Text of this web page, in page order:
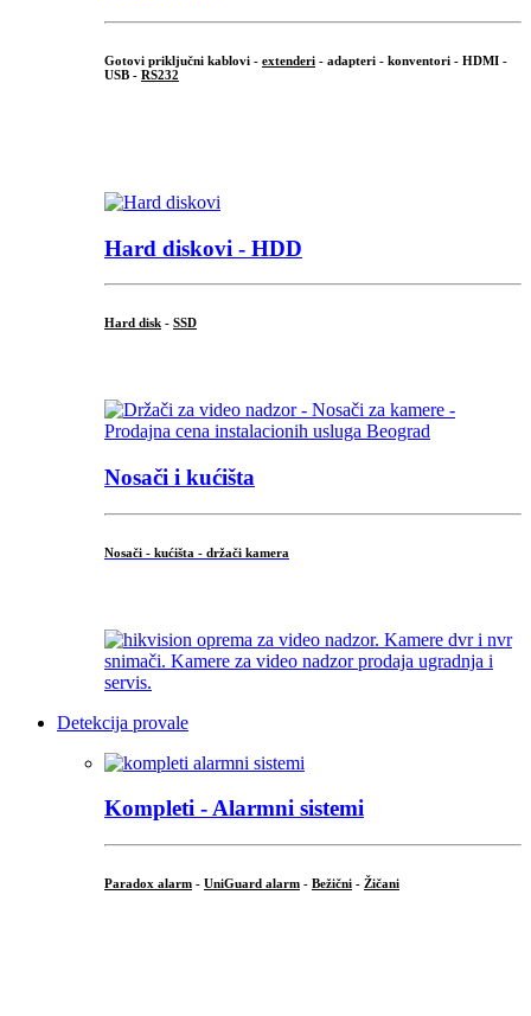
Gotovi priključni kablovi - extenderi - adapteri - konventori - HDMI -
USB - RS232
Hard diskovi - HDD
Hard disk - SSD
Nosači i kućišta
Nosači - kućišta - držači kamera
Detekcija provale
Kompleti - Alarmni sistemi
Paradox alarm - UniGuard alarm - Bežični - Žičani